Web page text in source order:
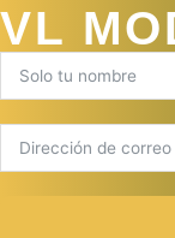
VL